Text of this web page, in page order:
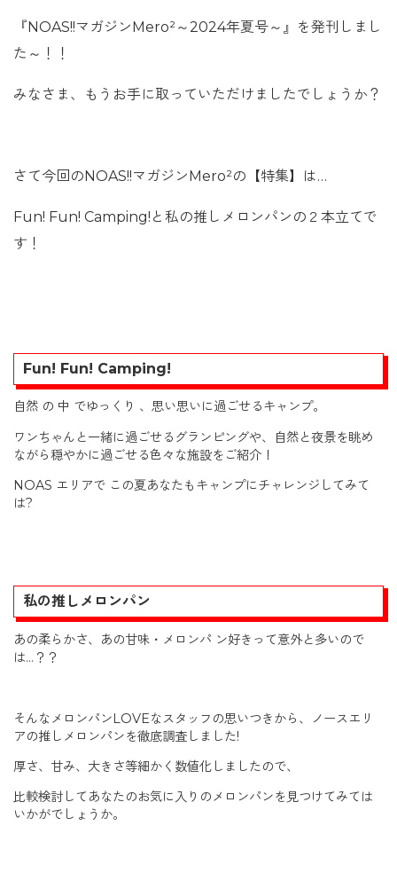
『NOAS!!マガジンMero²～2024年夏号～』を発刊しまし
た～！！
みなさま、もうお手に取っていただけましたでしょうか？
さて今回のNOAS!!マガジンMero²の【特集】は…
Fun! Fun! Camping!と私の推しメロンパンの２本立てで
す！
Fun! Fun! Camping!
自然 の 中 でゆっくり 、思い思いに過ごせるキャンプ。
ワンちゃんと一緒に過ごせるグランピングや、自然と夜景を眺め
ながら穏やかに過ごせる色々な施設をご紹介！
NOAS エリアで この夏あなたもキャンプにチャレンジしてみて
は?
私の推しメロンパン
あの柔らかさ、あの甘味・メロンパ ン好きって意外と多いので
は…？？
そんなメロンパンLOVEなスタッフの思いつきから、ノースエリ
アの推しメロンパンを徹底調査しました!
厚さ、甘み、大きさ等細かく数値化しましたので、
比較検討してあなたのお気に入りのメロンパンを見つけてみては
いかがでしょうか。